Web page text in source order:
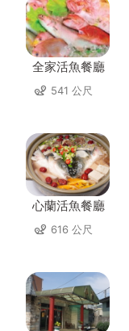
全家活魚餐廳
541 公尺
心蘭活魚餐廳
616 公尺